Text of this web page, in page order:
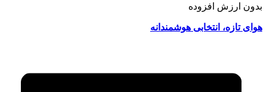
بدون ارزش افزوده
هوای تازه، انتخابی هوشمندانه